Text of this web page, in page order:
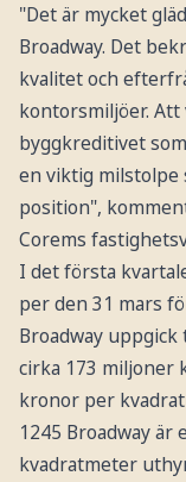
"Det är mycket
Broadway. Det
kvalitet och
kontorsmiljöer.
byggkreditivet
en viktig milstolpe
position",
Corems
I det första
per den 31 mars
Broadway
cirka 173 miljoner
kronor per
1245 Broadway
kvadratmeter